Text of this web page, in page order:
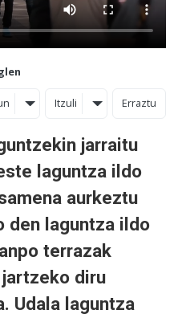
Itzuli Erraztu
jarraitu
laguntza ildo
aurkeztu
den laguntza ildo
terrazak
diru
Udala laguntza